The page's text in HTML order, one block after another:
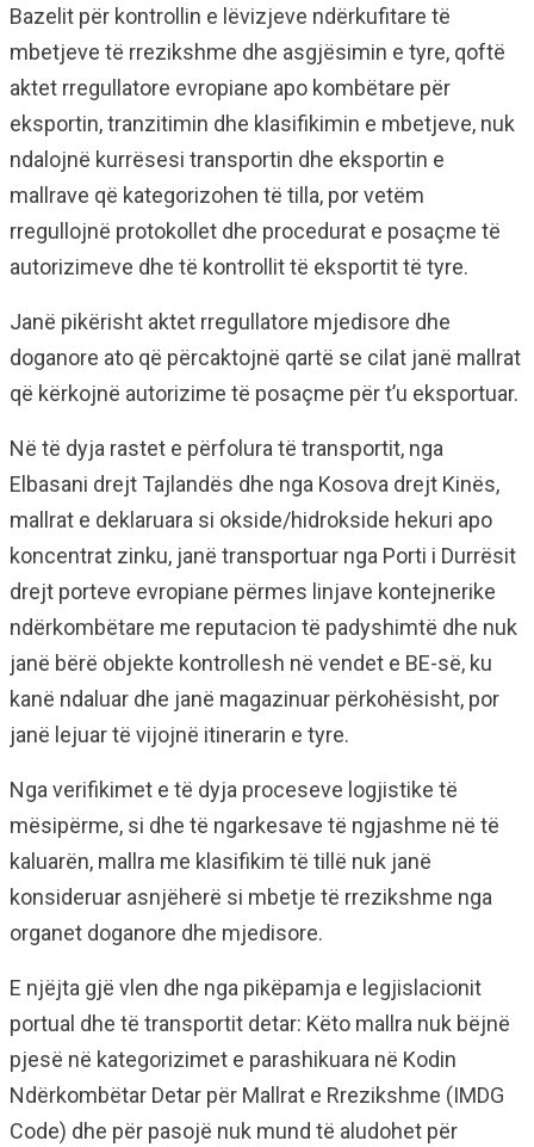
Bazelit për kontrollin e lëvizjeve ndërkufitare të
mbetjeve të rrezikshme dhe asgjësimin e tyre, qoftë
aktet rregullatore evropiane apo kombëtare për
eksportin, tranzitimin dhe klasifikimin e mbetjeve, nuk
ndalojnë kurrësesi transportin dhe eksportin e
mallrave që kategorizohen të tilla, por vetëm
rregullojnë protokollet dhe procedurat e posaçme të
autorizimeve dhe të kontrollit të eksportit të tyre.
Janë pikërisht aktet rregullatore mjedisore dhe
doganore ato që përcaktojnë qartë se cilat janë mallrat
që kërkojnë autorizime të posaçme për t’u eksportuar.
Në të dyja rastet e përfolura të transportit, nga
Elbasani drejt Tajlandës dhe nga Kosova drejt Kinës,
mallrat e deklaruara si okside/hidrokside hekuri apo
koncentrat zinku, janë transportuar nga Porti i Durrësit
drejt porteve evropiane përmes linjave kontejnerike
ndërkombëtare me reputacion të padyshimtë dhe nuk
janë bërë objekte kontrollesh në vendet e BE-së, ku
kanë ndaluar dhe janë magazinuar përkohësisht, por
janë lejuar të vijojnë itinerarin e tyre.
Nga verifikimet e të dyja proceseve logjistike të
mësipërme, si dhe të ngarkesave të ngjashme në të
kaluarën, mallra me klasifikim të tillë nuk janë
konsideruar asnjëherë si mbetje të rrezikshme nga
organet doganore dhe mjedisore.
E njëjta gjë vlen dhe nga pikëpamja e legjislacionit
portual dhe të transportit detar: Këto mallra nuk bëjnë
pjesë në kategorizimet e parashikuara në Kodin
Ndërkombëtar Detar për Mallrat e Rrezikshme (IMDG
Code) dhe për pasojë nuk mund të aludohet për